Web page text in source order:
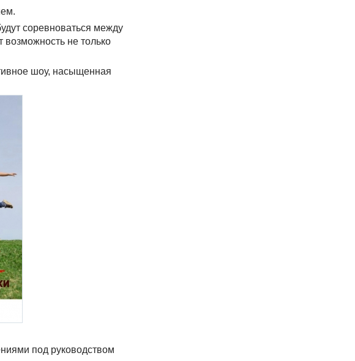
соревноваться между
возможность не только
шоу, насыщенная
под руководством